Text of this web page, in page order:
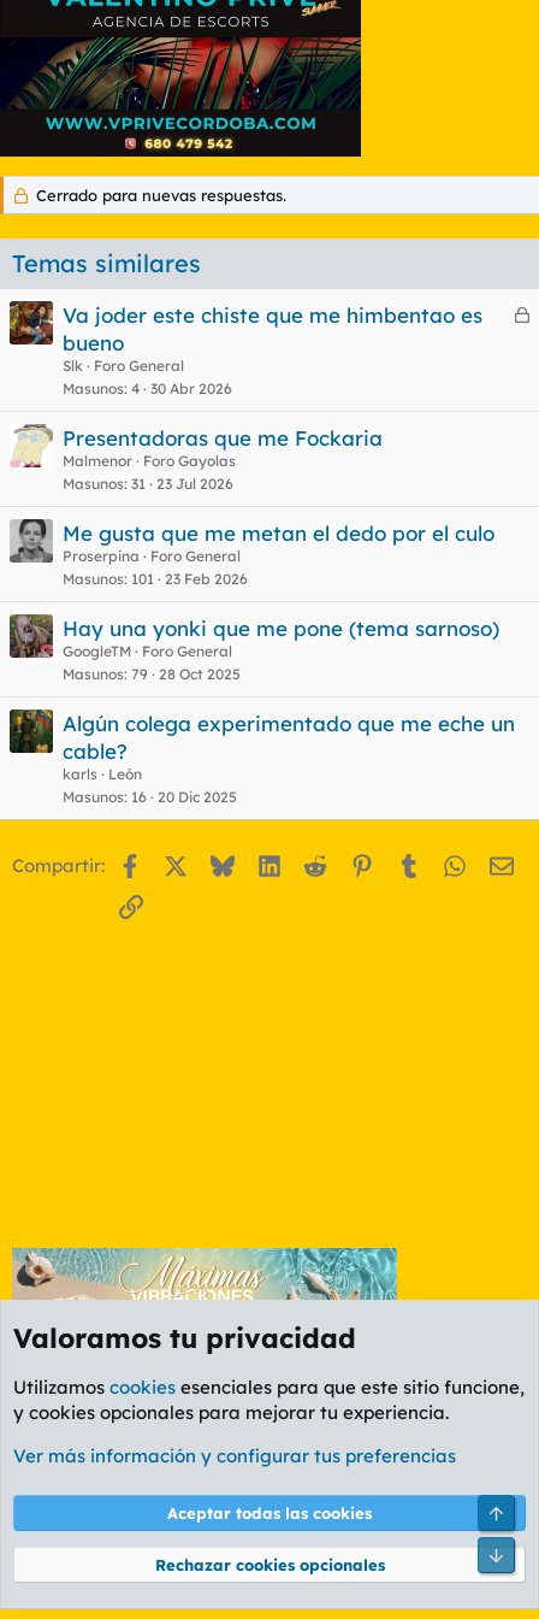
Cerrado para nuevas respuestas.
Temas similares
C
a
Va joder este chiste que me himbentao es
bueno
Slk
Foro General
Masunos 4 30 Abr 2026
Presentadoras que me Fockaria
Malmenor
Foro Gayolas
Masunos 31 23 Jul 2026
Me gusta que me metan el dedo por el culo
Proserpina
Foro General
Masunos 101 23 Feb 2026
Hay una yonki que me pone (tema sarnoso)
GoogleTM
Foro General
Masunos 79 28 Oct 2025
Algún colega experimentado que me eche un
cable?
karls
León
Masunos 16 20 Dic 2025
Compartir: Facebook BlueskyLinkedIn
Reddit Pinterest
Tumblr
Enlace
Foro General
Cookies
PL OLDSTYLE AMARILLO
Términos y reglas Política de privacidad Ayuda
Community platform by XenForo® © 2010-2026 XenForo Ltd.
Valoramos tu privacidad
Utilizamos cookies esenciales para que este sitio funcione,
y cookies opcionales para mejorar tu experiencia.
Ver más información y configurar tus preferencias
Aceptar todas las cookies
Rechazar cookies opcionales
Pie